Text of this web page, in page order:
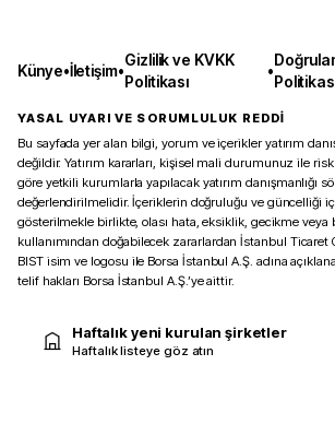
Künye•İletişim•
Gizlilik ve KVKK
Politikası
•
YASAL UYARI VE SORUMLULUK REDDİ
Bu sayfada yer alan bilgi, yorum ve içerikler yatırım
değildir. Yatırım kararları, kişisel mali durumunuz ile
göre yetkili kurumlarla yapılacak yatırım danışmanlığı
değerlendirilmelidir. İçeriklerin doğruluğu ve güncelliği
gösterilmekle birlikte, olası hata, eksiklik, gecikme veya
kullanımından doğabilecek zararlardan İstanbul Ticaret
BIST isim ve logosu ile Borsa İstanbul A.Ş. adına
telif hakları Borsa İstanbul A.Ş.’ye aittir.
Haftalık yeni kurulan şirketler
Haftalık listeye göz atın